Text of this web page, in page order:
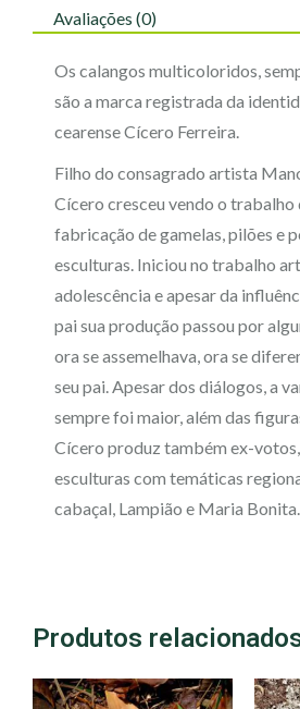
Avaliações (0)
Os calangos multicoloridos,
são a marca registrada da
cearense Cícero Ferreira.
Filho do consagrado artista
Cícero cresceu vendo o trabalho
fabricação de gamelas, pilões e
esculturas. Iniciou no trabalho
adolescência e apesar da
pai sua produção passou por
ora se assemelhava, ora se
seu pai. Apesar dos diálogos, a
sempre foi maior, além das
Cícero produz também ex-
esculturas com temáticas
cabaçal, Lampião e Maria Bonita.
Produtos